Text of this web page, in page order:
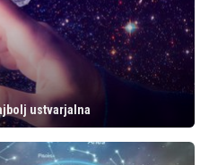
ustvarjalna